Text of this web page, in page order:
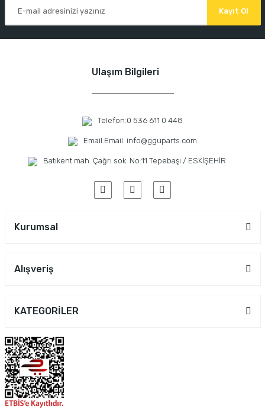
Kayıt Ol
Ulaşım Bilgileri
Telefon:0 536 611 0 448
Email:Email: info@gguparts.com
Batıkent mah. Çağrı sok. No:11 Tepebaşı / ESKİŞEHİR
Kurumsal
Alışveriş
KATEGORİLER